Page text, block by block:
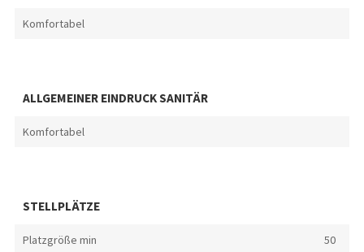
Komfortabel
ALLGEMEINER EINDRUCK SANITÄR
Komfortabel
STELLPLÄTZE
Platzgröße min 50